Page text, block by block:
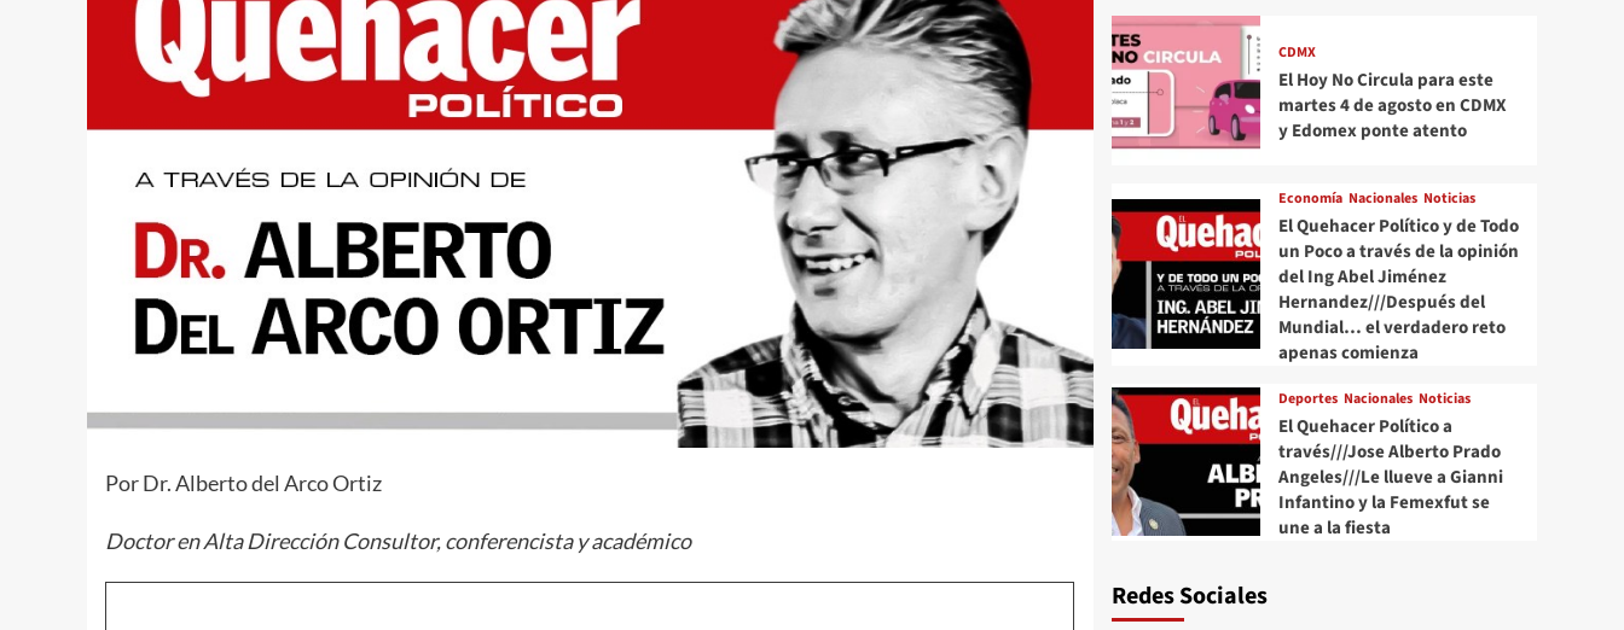
Por Dr. Alberto del Arco Ortiz
Doctor en Alta Dirección Consultor, conferencista y académico
CDMX
El Hoy No Circula para este
martes 4 de agosto en CDMX
y Edomex ponte atento
Economía Nacionales Noticias
El Quehacer Político y de Todo
un Poco a través de la opinión
del Ing Abel Jiménez
Hernandez///Después del
Mundial… el verdadero reto
apenas comienza
Deportes Nacionales Noticias
El Quehacer Político a
través///Jose Alberto Prado
Angeles///Le llueve a Gianni
Infantino y la Femexfut se
une a la fiesta
Redes Sociales